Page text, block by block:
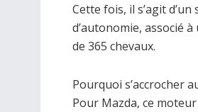
Cette fois, il s’agit
d’autonomie, associé
de 365 chevaux.
Pourquoi s’accrocher
Pour Mazda, ce